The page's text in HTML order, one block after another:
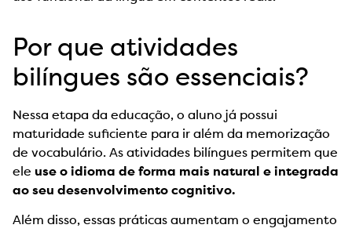
Por que atividades
bilíngues são essenciais?
Nessa etapa da educação, o aluno já possui
maturidade suficiente para ir além da memorização
de vocabulário. As atividades bilíngues permitem que
ele use o idioma de forma mais natural e integrada
ao seu desenvolvimento cognitivo.
Além disso, essas práticas aumentam o engajamento